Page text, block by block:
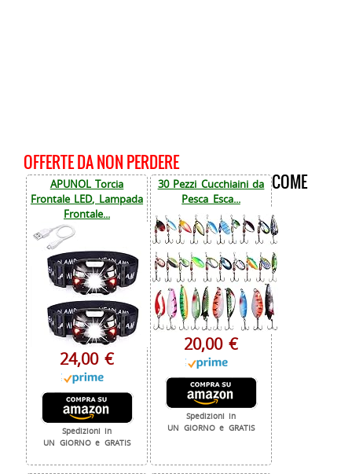
OFFERTE DA NON PERDERE
APUNOL Torcia
Frontale LED, Lampada
Frontale...
24,00 €
Spedizioni in
UN GIORNO e GRATIS
30 Pezzi Cucchiaini da
Pesca Esca...
20,00 €
Spedizioni in
UN GIORNO e GRATIS
COME